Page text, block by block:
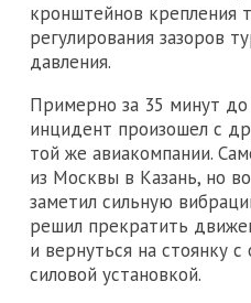
кронштейнов крепления
регулирования зазоров
давления.
Примерно за 35 минут до
инцидент произошел с
той же авиакомпании.
из Москвы в Казань, но
заметил сильную
решил прекратить
и вернуться на стоянку
силовой установкой.